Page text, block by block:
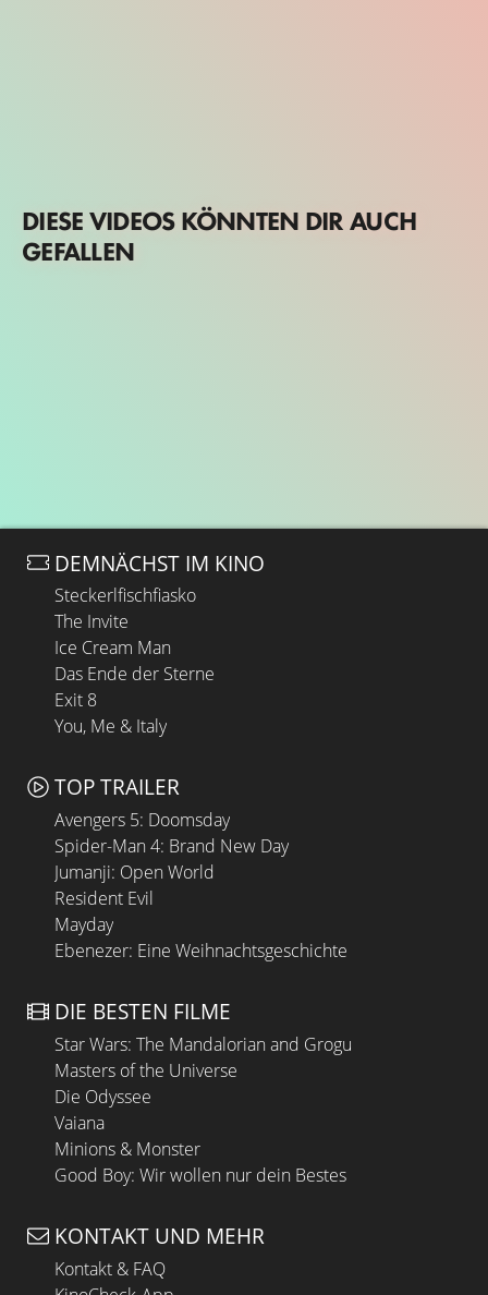
DIESE VIDEOS KÖNNTEN DIR AUCH
GEFALLEN
DEMNÄCHST IM KINO
Steckerlfischfiasko
The Invite
Ice Cream Man
Das Ende der Sterne
Exit 8
You, Me & Italy
TOP TRAILER
Avengers 5: Doomsday
Spider-Man 4: Brand New Day
Jumanji: Open World
Resident Evil
Mayday
Ebenezer: Eine Weihnachtsgeschichte
DIE BESTEN FILME
Star Wars: The Mandalorian and Grogu
Masters of the Universe
Die Odyssee
Vaiana
Minions & Monster
Good Boy: Wir wollen nur dein Bestes
KONTAKT UND MEHR
Kontakt & FAQ